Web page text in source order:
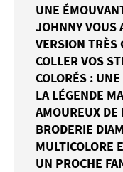
UNE
JOHNNY VOUS
VERSION TRÈS
COLLER VOS
COLORÉS :
LA LÉGENDE
AMOUREUX DE
BRODERIE
MULTICOLORE
UN PROCHE